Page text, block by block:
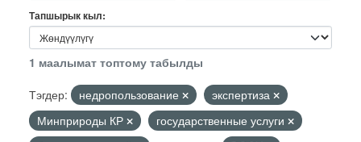
Тапшырык кыл
1 маалымат топтому табылды
Тэгдер:
недропользование
экспертиза
Минприроды КР
государственные услуги